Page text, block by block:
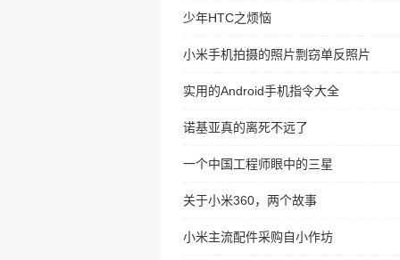
少年HTC之烦恼
小米手机拍摄的照片剽窃单反照片
实用的Android手机指令大全
诺基亚真的离死不远了
一个中国工程师眼中的三星
关于小米360，两个故事
小米主流配件采购自小作坊